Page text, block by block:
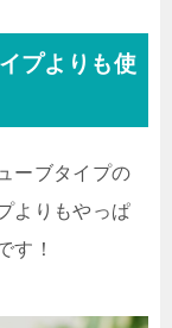
プよりも使
ーブタイプの
よりもやっぱ
す！